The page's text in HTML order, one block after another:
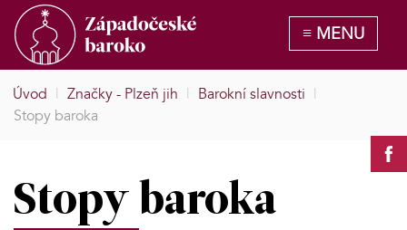
Úvod | Značky - Plzeň jih | Barokní slavnosti |
Stopy baroka
Stopy baroka